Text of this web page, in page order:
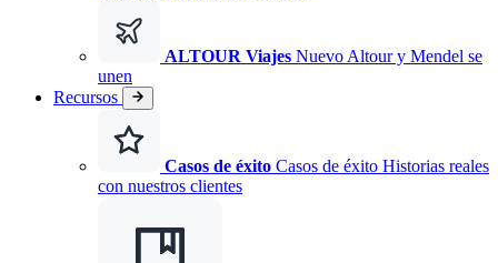
ALTOUR Viajes Nuevo Altour y Mendel se
unen
Recursos
Casos de éxito Casos de éxito Historias reales
con nuestros clientes